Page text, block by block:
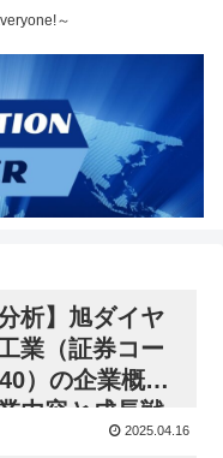
～
析】旭ダイヤ
業（証券コー
）の企業概
内容と成長戦
リスクを解2025.04.16